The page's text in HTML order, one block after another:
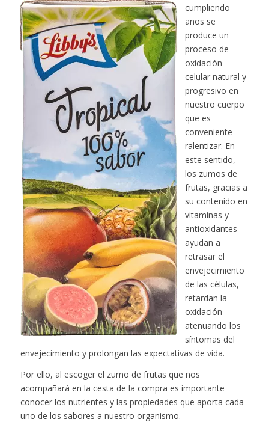
cumpliendo
años se
produce un
proceso de
oxidación
celular natural y
progresivo en
nuestro cuerpo
que es
conveniente
ralentizar. En
este sentido,
los zumos de
frutas, gracias a
su contenido en
vitaminas y
antioxidantes
ayudan a
retrasar el
envejecimiento
de las células,
retardan la
oxidación
atenuando los
síntomas del
envejecimiento y prolongan las expectativas de vida.
Por ello, al escoger el zumo de frutas que nos
acompañará en la cesta de la compra es importante
conocer los nutrientes y las propiedades que aporta cada
uno de los sabores a nuestro organismo.